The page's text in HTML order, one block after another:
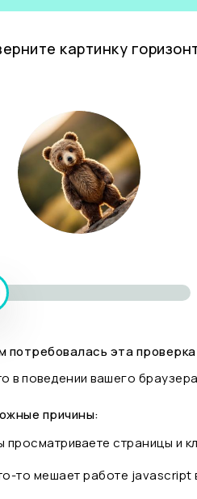
картинку
потребовалась эта
в поведении вашего
причины:
просматриваете страницы и
то мешает работе javascript